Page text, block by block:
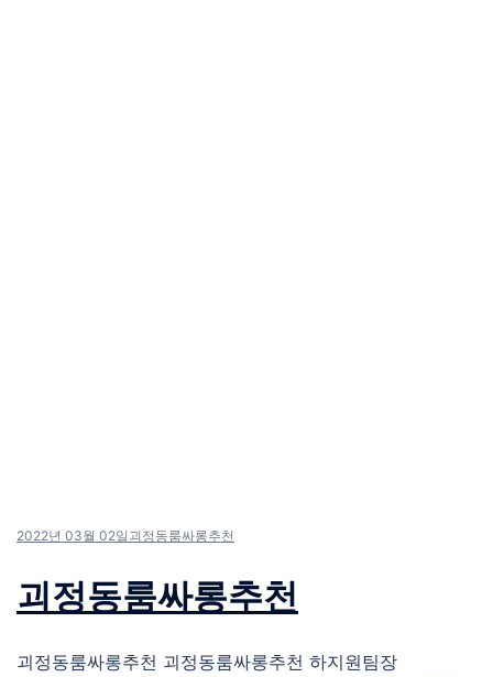
2022년 03월 02일 괴정동룸싸롱추천
괴정동룸싸롱추천
괴정동룸싸롱추천 괴정동룸싸롱추천 하지원팀장